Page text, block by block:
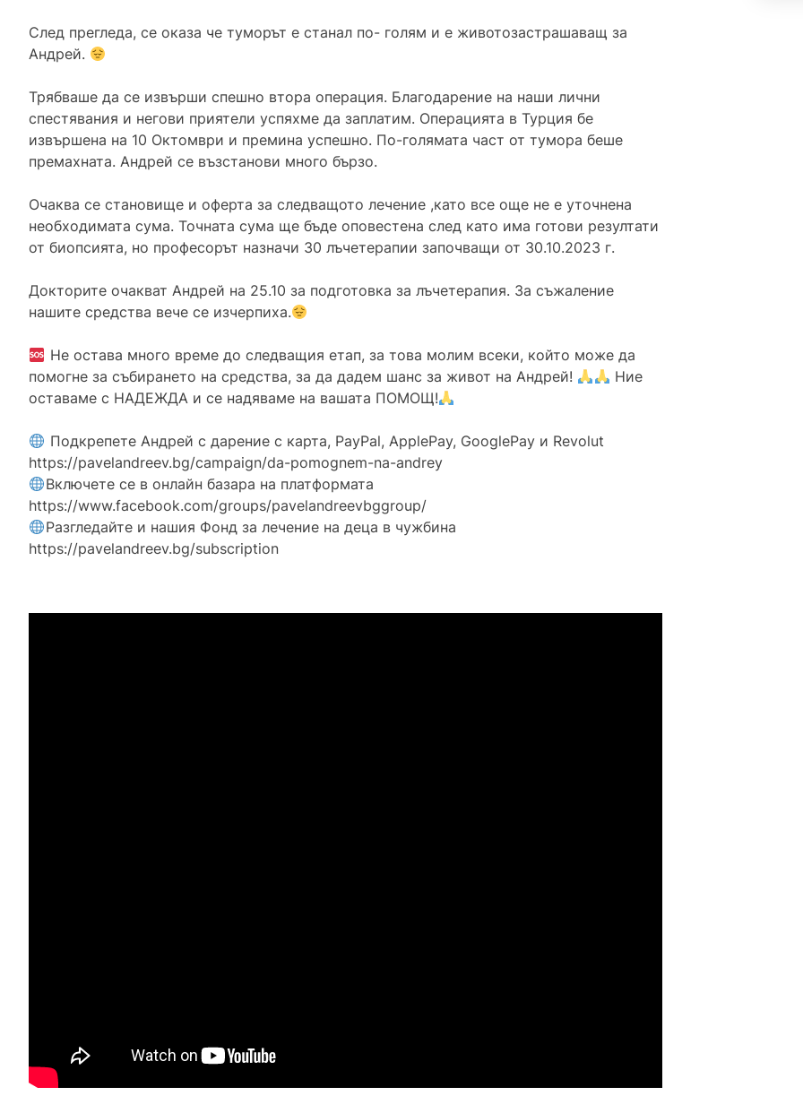
След прегледа, се оказа че туморът е станал по- голям и е животозастрашаващ за
Андрей.
Трябваше да се извърши спешно втора операция. Благодарение на наши лични
спестявания и негови приятели успяхме да заплатим. Операцията в Турция бе
извършена на 10 Октомври и премина успешно. По-голямата част от тумора беше
премахната. Андрей се възстанови много бързо.
Очаква се становище и оферта за следващото лечение ,като все още не е уточнена
необходимата сума. Точната сума ще бъде оповестена след като има готови резултати
от биопсията, но професорът назначи 30 лъчетерапии започващи от 30.10.2023 г.
Докторите очакват Андрей на 25.10 за подготовка за лъчетерапия. За съжаление
нашите средства вече се изчерпиха.
Не остава много време до следващия етап, за това молим всеки, който може да
помогне за събирането на средства, за да дадем шанс за живот на Андрей!
Ние
оставаме с НАДЕЖДА и се надяваме на вашата ПОМОЩ!
Подкрепете Андрей с дарение с карта, PayPal, ApplePay, GooglePay и Revolut
https://pavelandreev.bg/campaign/da-pomognem-na-andrey
Включете се в онлайн базара на платформата
https://www.facebook.com/groups/pavelandreevbggroup/
Разгледайте и нашия Фонд за лечение на деца в чужбина
https://pavelandreev.bg/subscription